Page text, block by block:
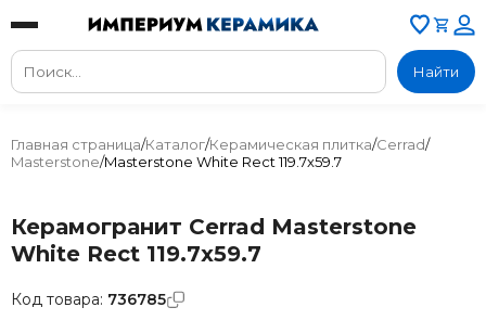
Найти
Главная страница/Каталог/Керамическая плитка/Cerrad/
Masterstone/Masterstone White Rect 119.7x59.7
Керамогранит Cerrad Masterstone
White Rect 119.7x59.7
Код товара: 736785